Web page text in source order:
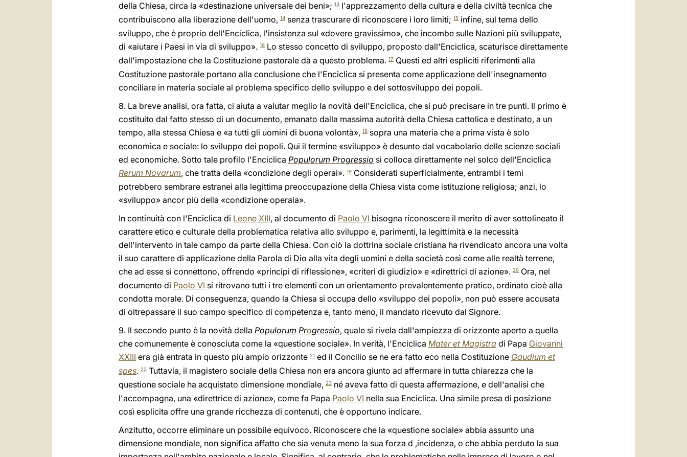
della Chiesa, circa la «destinazione universale dei beni»; 13 l'apprezzamento della cultura e della civiltà tecnica che
contribuiscono alla liberazione dell'uomo, 14 senza trascurare di riconoscere i loro limiti; 15 infine, sul tema dello
sviluppo, che è proprio dell'Enciclica, l'insistenza sul «dovere gravissimo», che incombe sulle Nazioni più sviluppate,
di «aiutare i Paesi in via di sviluppo». 16 Lo stesso concetto di sviluppo, proposto dall'Enciclica, scaturisce direttamente
dall'impostazione che la Costituzione pastorale dà a questo problema. 17 Questi ed altri espliciti riferimenti alla
Costituzione pastorale portano alla conclusione che l'Enciclica si presenta come applicazione dell'insegnamento
conciliare in materia sociale al problema specifico dello sviluppo e del sottosviluppo dei popoli.
8. La breve analisi, ora fatta, ci aiuta a valutar meglio la novità dell'Enciclica, che si può precisare in tre punti. Il primo è
costituito dal fatto stesso di un documento, emanato dalla massima autorità della Chiesa cattolica e destinato, a un
tempo, alla stessa Chiesa e «a tutti gli uomini di buona volontà», 18 sopra una materia che a prima vista è solo
economica e sociale: lo sviluppo dei popoli. Qui il termine «sviluppo» è desunto dal vocabolario delle scienze sociali
ed economiche. Sotto tale profilo l'Enciclica Populorum Progressio si colloca direttamente nel solco dell'Enciclica
Rerum Novarum, che tratta della «condizione degli operai». 19 Considerati superficialmente, entrambi i temi
potrebbero sembrare estranei alla legittima preoccupazione della Chiesa vista come istituzione religiosa; anzi, lo
«sviluppo» ancor più della «condizione operaia».
In continuità con l'Enciclica di Leone XIII, al documento di Paolo VI bisogna riconoscere il merito di aver sottolineato il
carattere etico e culturale della problematica relativa allo sviluppo e, parimenti, la legittimità e la necessità
dell'intervento in tale campo da parte della Chiesa. Con ciò la dottrina sociale cristiana ha rivendicato ancora una volta
il suo carattere di applicazione della Parola di Dio alla vita degli uomini e della società così come alle realtà terrene,
che ad esse si connettono, offrendo «principi di riflessione», «criteri di giudizio» e «direttrici di azione». 20 Ora, nel
documento di Paolo VI si ritrovano tutti i tre elementi con un orientamento prevalentemente pratico, ordinato cioè alla
condotta morale. Di conseguenza, quando la Chiesa si occupa dello «sviluppo dei popoli», non può essere accusata
di oltrepassare il suo campo specifico di competenza e, tanto meno, il mandato ricevuto dal Signore.
9. Il secondo punto è la novità della Populorum Progressio, quale si rivela dall'ampiezza di orizzonte aperto a quella
che comunemente è conosciuta come la «questione sociale». In verità, l'Enciclica Mater et Magistra di Papa Giovanni
XXIII era già entrata in questo più ampio orizzonte 21 ed il Concilio se ne era fatto eco nella Costituzione Gaudium et
spes. 22 Tuttavia, il magistero sociale della Chiesa non era ancora giunto ad affermare in tutta chiarezza che la
questione sociale ha acquistato dimensione mondiale, 23 né aveva fatto di questa affermazione, e dell'analisi che
l'accompagna, una «direttrice di azione», come fa Papa Paolo VI nella sua Enciclica. Una simile presa di posizione
così esplicita offre una grande ricchezza di contenuti, che è opportuno indicare.
Anzitutto, occorre eliminare un possibile equivoco. Riconoscere che la «questione sociale» abbia assunto una
dimensione mondiale, non significa affatto che sia venuta meno la sua forza d ,incidenza, o che abbia perduto la sua